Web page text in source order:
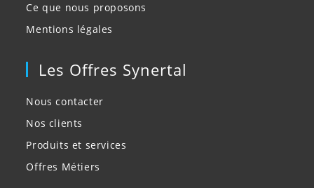
Ce que nous proposons
Mentions légales
Les Offres Synertal
Nous contacter
Nos clients
Produits et services
Offres Métiers